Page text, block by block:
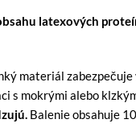
latexových
materiál
s mokrými alebo
Balenie obsahuje